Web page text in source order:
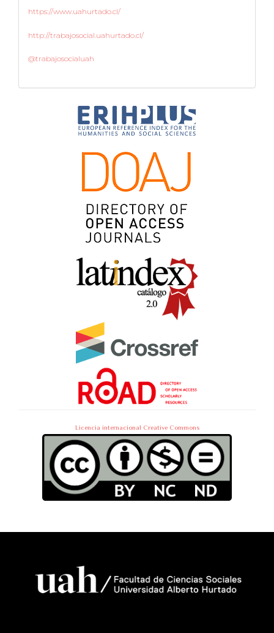
https://www.uahurtado.cl/
http://trabajosocial.uahurtado.cl/
@trabajosocialuah
Licencia internacional Creative Commons